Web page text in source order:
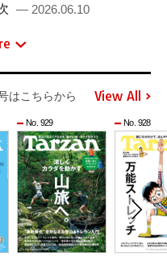
— 2026.06.10
はこちらから View All
No. 929 No. 928